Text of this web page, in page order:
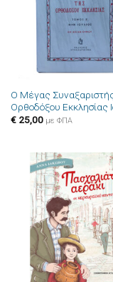
Ο Μέγας
Ορθοδόξου Εκκλησίας
€25,00 με ΦΠΑ